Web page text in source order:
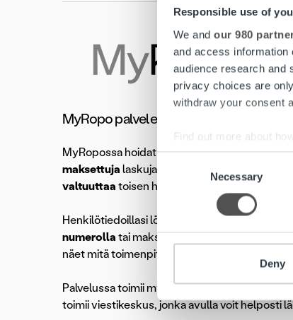
Responsible use of
We and our 980
and access information
audience research and
privacy choices are
withdraw your consent
Find out more about
We use cookies to
information about your
other information that
Selection
Necessary
Deny
MyRopo palvelee 24/7
MyRopossa hoidat helposti kaikki laskuihin,
maksettuja laskuja sekä maksuvalvontakirjeitä,
valtuuttaa toisen hoitamaan asiat puolestasi.
Henkilötiedoillasi löytyvät avoimet laskut
numerolla tai maksuvalvontakirjeen
näet mitä toimenpiteitä voit laskulle itse tehdä.
Palvelussa toimii myös Online-
toimii viestikeskus, jonka avulla voit helposti